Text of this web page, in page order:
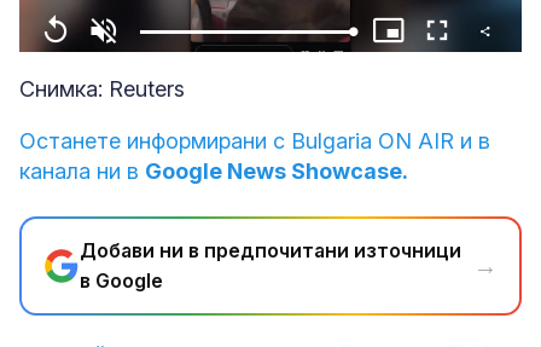
Replay Unmute Loaded:
100.00%
Picture-
Fullscreen
Снимка: Reuters
Останете информирани с Bulgaria ON AIR и в
канала ни в Google News Showcase.
Добави ни в предпочитани източници
в Google
→